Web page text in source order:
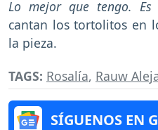
Lo mejor que tengo.
cantan los tortolitos en
la pieza.
TAGS: Rosalía, Rauw
SÍGUENOS EN